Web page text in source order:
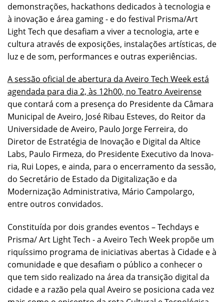
demonstrações, hackathons dedicados à tecnologia e
à inovação e área gaming - e do festival Prisma/Art
Light Tech que desafiam a viver a tecnologia, arte e
cultura através de exposições, instalações artísticas, de
luz e de som, performances e outras experiências.
A sessão oficial de abertura da Aveiro Tech Week está
agendada para dia 2, às 12h00, no Teatro Aveirense
que contará com a presença do Presidente da Câmara
Municipal de Aveiro, José Ribau Esteves, do Reitor da
Universidade de Aveiro, Paulo Jorge Ferreira, do
Diretor de Estratégia de Inovação e Digital da Altice
Labs, Paulo Firmeza, do Presidente Executivo da Inova-
ria, Rui Lopes, e ainda, para o encerramento da sessão,
do Secretário de Estado da Digitalização e da
Modernização Administrativa, Mário Campolargo,
entre outros convidados.
Constituída por dois grandes eventos – Techdays e
Prisma/ Art Light Tech - a Aveiro Tech Week propõe um
riquíssimo programa de iniciativas abertas à Cidade e à
comunidade e que desafiam o público a conhecer o
que tem sido realizado na área da transição digital da
cidade e a razão pela qual Aveiro se posiciona cada vez